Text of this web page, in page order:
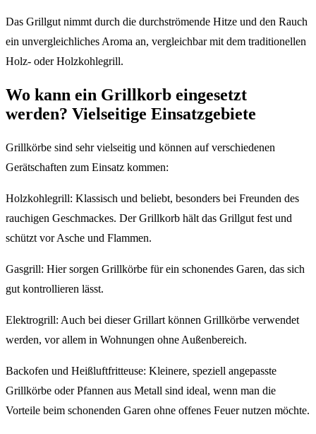
Das Grillgut nimmt durch die durchströmende Hitze und den Rauch
ein unvergleichliches Aroma an, vergleichbar mit dem traditionellen
Holz- oder Holzkohlegrill.
Wo kann ein Grillkorb eingesetzt
werden? Vielseitige Einsatzgebiete
Grillkörbe sind sehr vielseitig und können auf verschiedenen
Gerätschaften zum Einsatz kommen:
Holzkohlegrill: Klassisch und beliebt, besonders bei Freunden des
rauchigen Geschmackes. Der Grillkorb hält das Grillgut fest und
schützt vor Asche und Flammen.
Gasgrill: Hier sorgen Grillkörbe für ein schonendes Garen, das sich
gut kontrollieren lässt.
Elektrogrill: Auch bei dieser Grillart können Grillkörbe verwendet
werden, vor allem in Wohnungen ohne Außenbereich.
Backofen und Heißluftfritteuse: Kleinere, speziell angepasste
Grillkörbe oder Pfannen aus Metall sind ideal, wenn man die
Vorteile beim schonenden Garen ohne offenes Feuer nutzen möchte.